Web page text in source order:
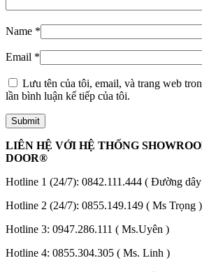
Các loại cửa
Name *
Email *
Lưu tên của tôi, email, và trang web
lần bình luận kế tiếp của tôi.
LIÊN HỆ VỚI HỆ THỐNG
DOOR®
Hotline 1 (24/7): 0842.111.444 ( Đường
Hotline 2 (24/7): 0855.149.149 ( Ms Trọng )
Hotline 3: 0947.286.111 ( Ms.Uyên )
Hotline 4: 0855.304.305 ( Ms. Linh )